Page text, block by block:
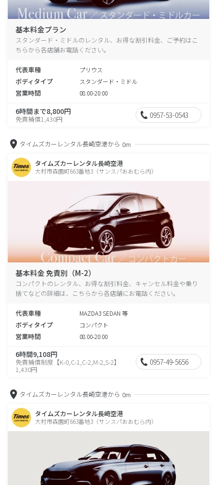
基本料金プラン
スタンダード・ミドルのレンタル、お得な割引料金、ご予約はこ
ちらから各店舗お電話ください。
代表車種 プリウス
ボディタイプ スタンダード・ミドル
営業時間 08:00-20:00
6時間まで8,800円
免責補償1,430円 0957-53-0543
タイムズカーレンタル長崎空港から 0m
タイムズカーレンタル長崎空港
大村市森園町663番地3（サンスパおおむら内）
基本料金 免責別（M-2）
コンパクトのレンタル、お得な割引料金、キャンセル料金や乗り
捨てなどの詳細は、こちらから各店舗にお電話ください。
代表車種 MAZDA3 SEDAN 等
ボディタイプ コンパクト
営業時間 08:00-20:00
6時間9,108円
免責補償制度【K-0,C-1,C-2,M-2,S-2】
1,430円
0957-49-5656
タイムズカーレンタル長崎空港から 0m
タイムズカーレンタル長崎空港
大村市森園町663番地3（サンスパおおむら内）